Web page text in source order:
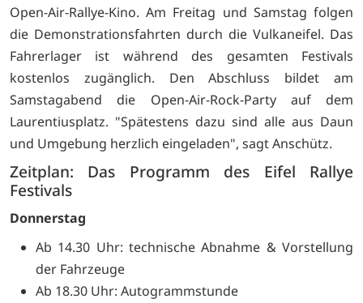
Open-Air-Rallye-Kino. Am Freitag und Samstag folgen
die Demonstrationsfahrten durch die Vulkaneifel. Das
Fahrerlager ist während des gesamten Festivals
kostenlos zugänglich. Den Abschluss bildet am
Samstagabend die Open-Air-Rock-Party auf dem
Laurentiusplatz. "Spätestens dazu sind alle aus Daun
und Umgebung herzlich eingeladen", sagt Anschütz.
Zeitplan: Das Programm des Eifel Rallye
Festivals
Donnerstag
Ab 14.30 Uhr: technische Abnahme & Vorstellung
der Fahrzeuge
Ab 18.30 Uhr: Autogrammstunde